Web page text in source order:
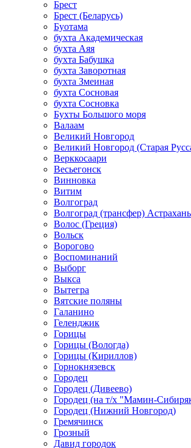
Брест
Брест (Беларусь)
Буотама
бухта Академическая
бухта Аяя
бухта Бабушка
бухта Заворотная
бухта Змеиная
бухта Сосновая
бухта Сосновка
Бухты Большого моря
Валаам
Великий Новгород
Великий Новгород (Старая
Верккосаари
Весьегонск
Винновка
Витим
Волгоград
Волгоград (трансфер) Астрахань
Волос (Греция)
Вольск
Ворогово
Воспоминаний
Выборг
Выкса
Вытегра
Вятские поляны
Галанино
Геленджик
Горицы
Горицы (Вологда)
Горицы (Кириллов)
Горнокнязевск
Городец
Городец (Дивеево)
Городец (на т/х "Мамин-
Городец (Нижний Новгород)
Гремячинск
Грозный
Давид городок